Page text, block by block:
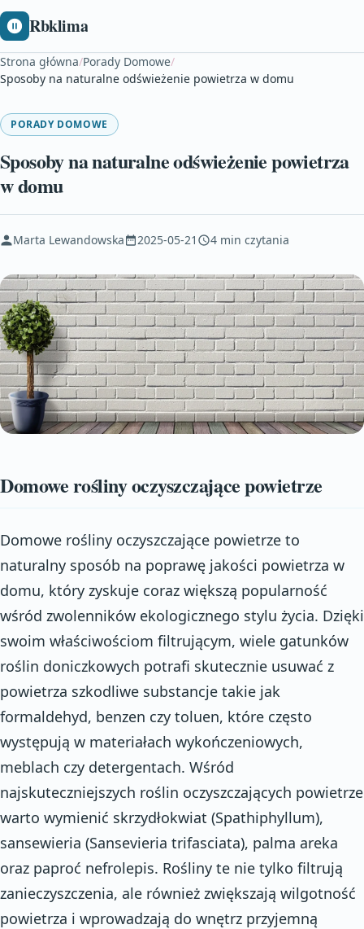
Rbklima
Strona główna/Porady Domowe/
Sposoby na naturalne odświeżenie powietrza w domu
PORADY DOMOWE
Sposoby na naturalne odświeżenie powietrza
w domu
Marta Lewandowska 2025-05-21 4 min czytania
Domowe rośliny oczyszczające powietrze
Domowe rośliny oczyszczające powietrze to
naturalny sposób na poprawę jakości powietrza w
domu, który zyskuje coraz większą popularność
wśród zwolenników ekologicznego stylu życia. Dzięki
swoim właściwościom filtrującym, wiele gatunków
roślin doniczkowych potrafi skutecznie usuwać z
powietrza szkodliwe substancje takie jak
formaldehyd, benzen czy toluen, które często
występują w materiałach wykończeniowych,
meblach czy detergentach. Wśród
najskuteczniejszych roślin oczyszczających powietrze
warto wymienić skrzydłokwiat (Spathiphyllum),
sansewieria (Sansevieria trifasciata), palma areka
oraz paproć nefrolepis. Rośliny te nie tylko filtrują
zanieczyszczenia, ale również zwiększają wilgotność
powietrza i wprowadzają do wnętrz przyjemną